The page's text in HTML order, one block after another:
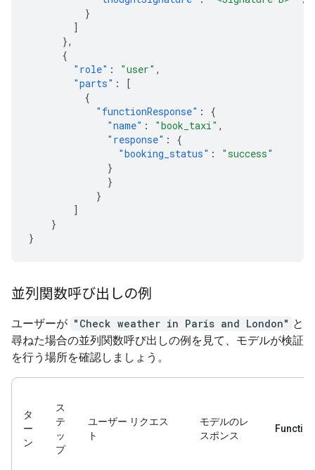
}
]
},
{
"role" : "user" ,
"parts" :
[
{
"functionResponse" :
{
"name" : "book_taxi" ,
"response" :
{
"booking_status" :
"success"
}
}
}
]
}
}
並列関数呼び出しの例
ユーザーが "Check weather in Paris and London" と
尋ねた場合の並列関数呼び出しの例を見て、モデルが検証
を行う場所を確認しましょう。
タ
ー
ン
ス
テ
ッ
プ
ユーザー リクエス
ト
モデルのレ
スポンス